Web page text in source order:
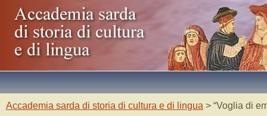
Accademia sarda di storia di cultura e di lingua > “Voglia di